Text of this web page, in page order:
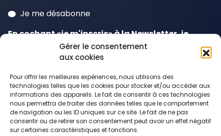
Gérer le consentement
aux cookies
Pour offrir les meilleures expériences, nous utilisons des
technologies telles que les cookies pour stocker et/ou accéder aux
informations des appareils. Le fait de consentir à ces technologies
nous permettra de traiter des données telles que le comportement
de navigation ou les ID uniques sur ce site. Le fait de ne pas
consentir ou de retirer son consentement peut avoir un effet négatif
sur certaines caractéristiques et fonctions.
Je me désabonne
En cochant «je m'inscris» à la Newsletter, je
consens à lapolitique de confidentialité
j'accepte que mes données soient traitées à